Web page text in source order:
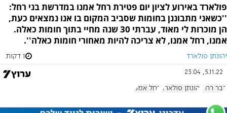
פולארד באירוע לציון יום פטירת רחל אמנו במדרשת בני רחל:
''כשאני מתבוננן בחומות שסביב המקום בו אנו נמצאים כעת,
הן מוכרות לי מאוד, עברתי 30 שנה מחיי בתוך חומות כאלה.
אמנו, רחל אמנו, לא צריכה להיות מאחורי חומות כאלה''.
יהונתן פולארד 1 דקות
5.11.22, 23:04
קבר רחל יהונתן פולארד רחל אמנו